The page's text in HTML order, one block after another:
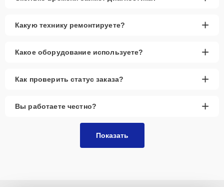
Какую технику ремонтируете? +
Какое оборудование используете? +
Как проверить статус заказа? +
Вы работаете честно? +
Показать